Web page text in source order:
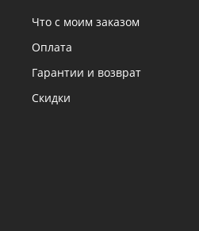
Что с моим заказом
Оплата
Гарантии и возврат
Скидки